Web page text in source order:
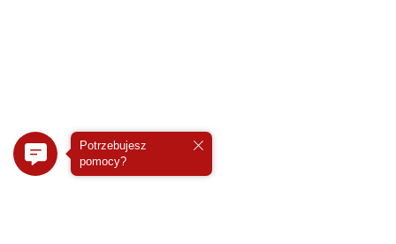
Potrzebujesz
pomocy?